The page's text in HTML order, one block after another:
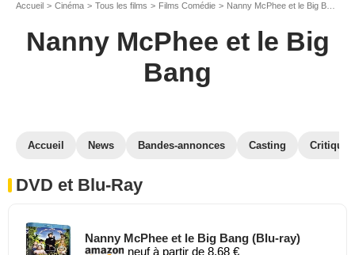
Accueil Cinéma Tous les films Films Comédie Nanny McPhee et le Big Bang
Nanny McPhee et le Big
Bang
Accueil News Bandes-annonces Casting
DVD et Blu-Ray
Nanny McPhee et le Big Bang (Blu-ray)
neuf à partir de 8,68 €